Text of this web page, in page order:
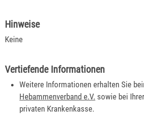
Hinweise
Keine
Vertiefende Informationen
Weitere Informationen erhalten Sie
Hebammenverband e.V. sowie bei
privaten Krankenkasse.